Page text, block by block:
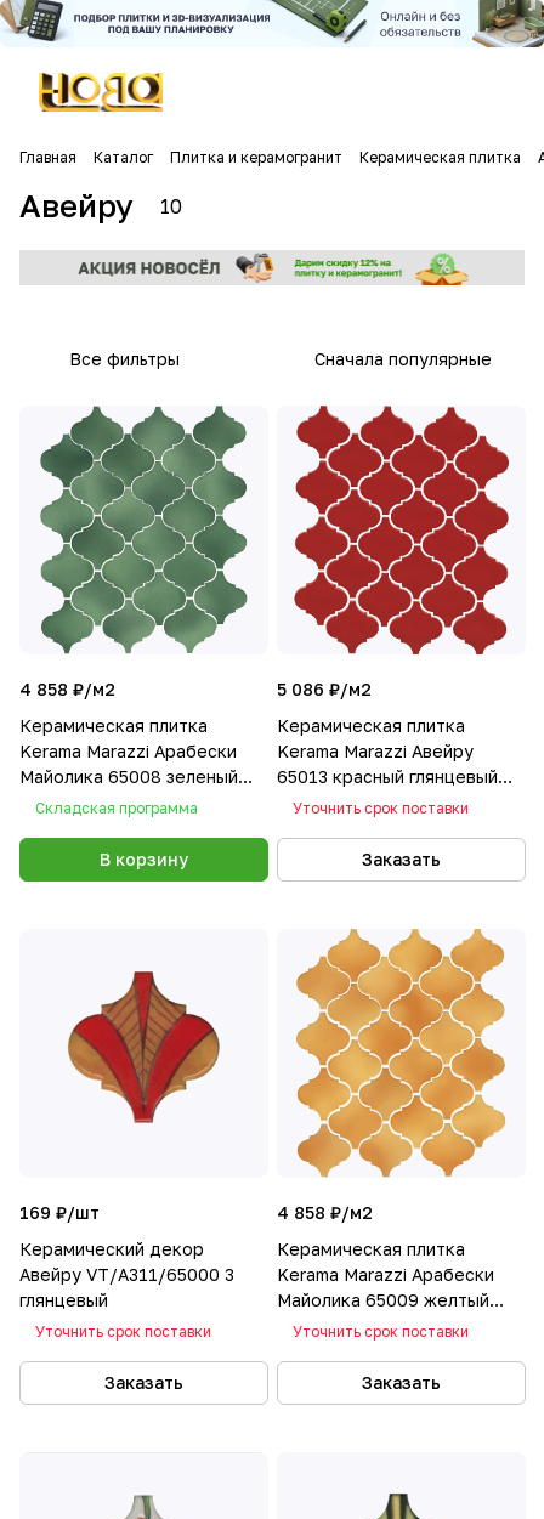
Главная Каталог Плитка и керамогранит Керамическая плитка
Авейру 10
Все фильтры Сначала популярные
4 858 ₽/м2
Керамическая плитка
Kerama Marazzi Арабески
Майолика 65008 зеленый
26x30
Складская программа
В корзину
5 086 ₽/м2
Керамическая плитка
Kerama Marazzi Авейру
65013 красный глянцевый
26x30
Уточнить срок поставки
Заказать
169 ₽/шт
Керамический декор
Авейру VT/A311/65000 3
глянцевый
Уточнить срок поставки
Заказать
4 858 ₽/м2
Керамическая плитка
Kerama Marazzi Арабески
Майолика 65009 желтый
26x30
Уточнить срок поставки
Заказать